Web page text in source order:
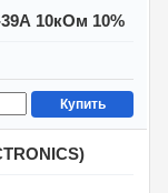
10кОм 10%
Купить